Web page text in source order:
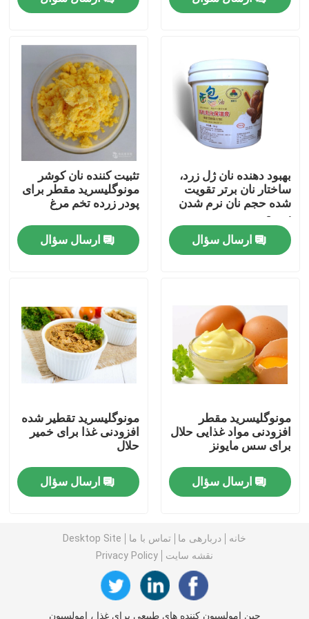
درباره ما
تور کارخانه
کنترل کیفیت
با ما تماس بگیرید
اخبار
درخواست نقل قول
امولسیفایر غذایی E471
امولسیفایرهای غذایی طبیعی
مونوگلیسیرید مقطر
گلیسرول مونو استئارات
کیک بهبود دهنده امولسیون
بهبود دهنده نان ژل زرد،
ساختار نان برتر تقویت
شده حجم نان نرم شدن
سریع
ارسال سؤال
تثبیت کننده نان کوشر
مونوگلیسرید مقطر برای
پودر زرده تخم مرغ
ارسال سؤال
مونوگلیسرید مقطر
افزودنی مواد غذایی حلال
برای سس مایونز
ارسال سؤال
مونوگلیسرید تقطیر شده
افزودنی غذا برای خمیر
حلال
ارسال سؤال
خانه دربارهی ما تماس با ما
Desktop Site
نقشه سایت
Privacy Policy
چین امولسیون کننده های طبیعی برای غذا ، امولسیون